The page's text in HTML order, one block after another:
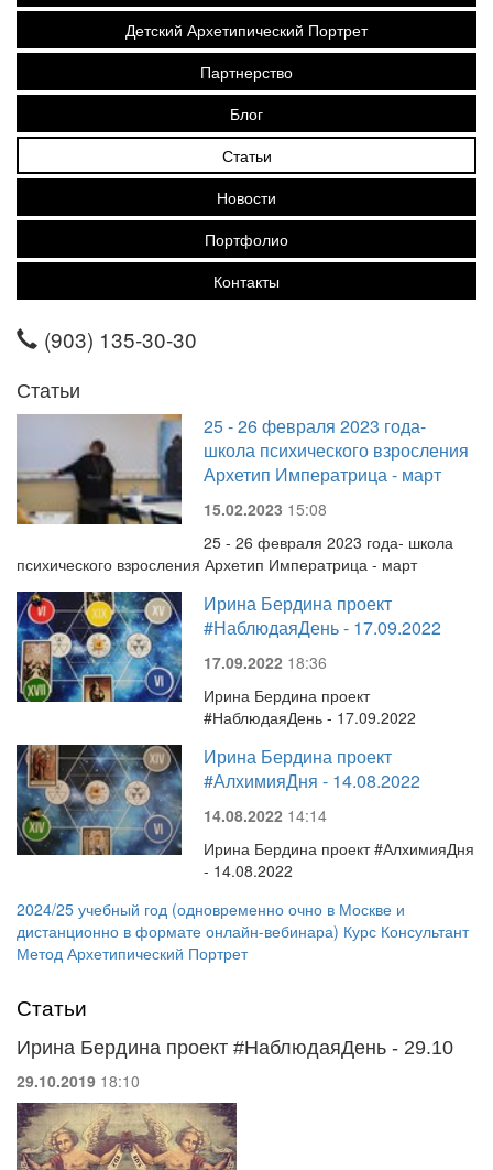
Детский Архетипический Портрет
Партнерство
Блог
Статьи
Новости
Портфолио
Контакты
(903) 135-30-30
Статьи
25 - 26 февраля 2023 года-
школа психического взросления
Архетип Императрица - март
15.02.2023 15:08
25 - 26 февраля 2023 года- школа
психического взросления Архетип Императрица - март
Ирина Бердина проект
#НаблюдаяДень - 17.09.2022
17.09.2022 18:36
Ирина Бердина проект
#НаблюдаяДень - 17.09.2022
Ирина Бердина проект
#АлхимияДня - 14.08.2022
14.08.2022 14:14
Ирина Бердина проект #АлхимияДня
- 14.08.2022
2024/25 учебный год (одновременно очно в Москве и
дистанционно в формате онлайн-вебинара) Курс Консультант
Метод Архетипический Портрет
Статьи
Ирина Бердина проект #НаблюдаяДень - 29.10
29.10.2019 18:10